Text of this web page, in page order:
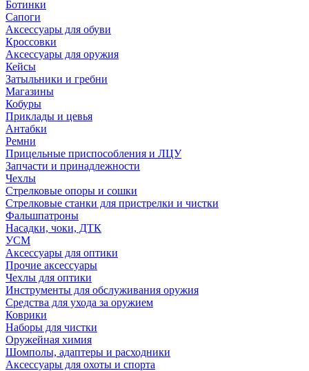
Ботинки
Сапоги
Аксессуары для обуви
Кроссовки
Аксессуары для оружия
Кейсы
Затыльники и гребни
Магазины
Кобуры
Приклады и цевья
Антабки
Ремни
Прицельные приспособления и ЛЦУ
Запчасти и принадлежности
Чехлы
Стрелковые опоры и сошки
Стрелковые станки для пристрелки и чистки
Фальшпатроны
Насадки, чоки, ДТК
УСМ
Аксессуары для оптики
Прочие аксессуары
Чехлы для оптики
Инструменты для обслуживания оружия
Средства для ухода за оружием
Коврики
Наборы для чистки
Оружейная химия
Шомполы, адаптеры и расходники
Аксессуары для охоты и спорта